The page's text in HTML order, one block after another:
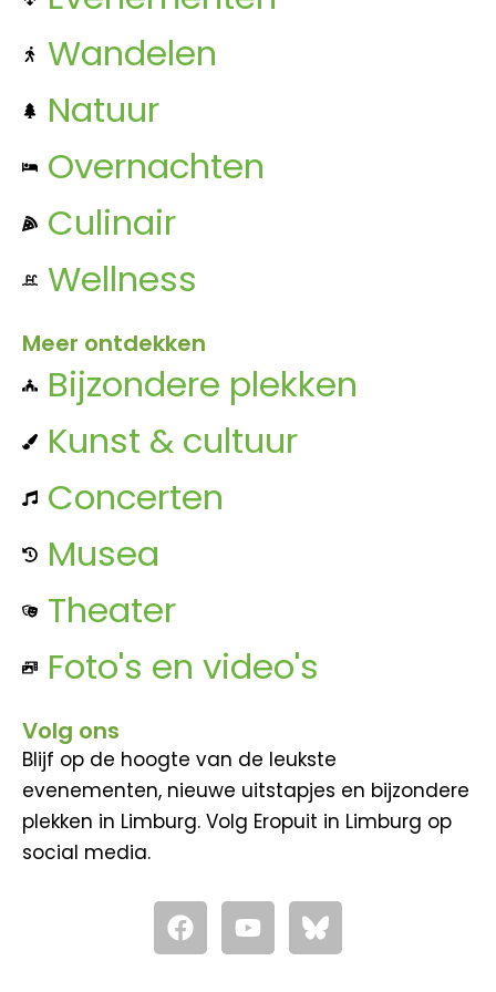
Wandelen
Natuur
Overnachten
Culinair
Wellness
Meer ontdekken
Bijzondere plekken
Kunst & cultuur
Concerten
Musea
Theater
Foto's en video's
Volg ons
Blijf op de hoogte van de leukste
evenementen, nieuwe uitstapjes en bijzondere
plekken in Limburg. Volg Eropuit in Limburg op
social media.
F
a
c
Y
o
u